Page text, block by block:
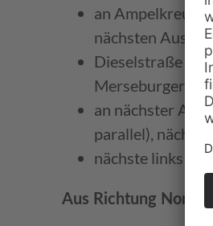
an
nächsten
Dieselstraße
Merseburger
an nächster
parallel),
nächste links ist
Aus Richtung Nord